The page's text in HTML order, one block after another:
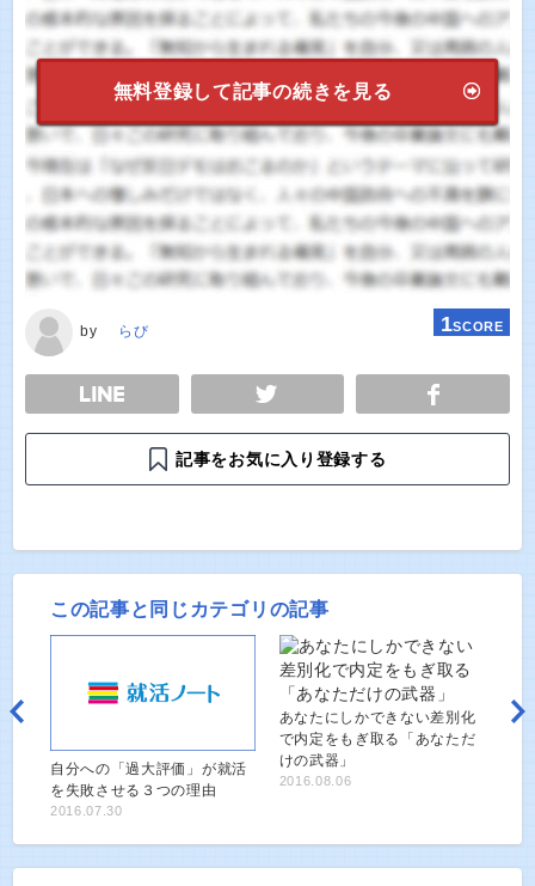
無料登録して記事の続きを見る
by らび 1SCORE
TWEET
記事をお気に入り登録する
この記事と同じカテゴリの記事
自分への「過大評価」が就活
を失敗させる３つの理由
2016.07.30
あなたにしかできない差別化
で内定をもぎ取る「あなただ
けの武器」
2016.08.06